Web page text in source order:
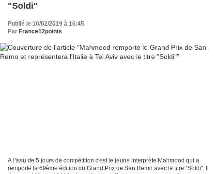
"Soldi"
Publié le 10/02/2019 à 16:45
Par France12points
A l'issu de 5 jours de compétition c'est le jeune interprète Mahmood qui a
remporté la 69ème édition du Grand Prix de San Remo avec le titre "Soldi". Il